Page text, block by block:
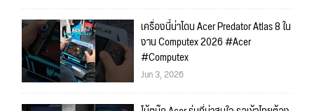
เครื่องนี้น่าโดน Acer Predator Atlas 8 ใน
งาน Computex 2026 #Acer
#Computex
Jun 3, 2026